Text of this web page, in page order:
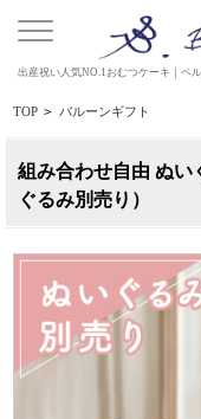
出産祝い人気NO.1おむつケーキ｜ベ
TOP > バルーンギフト
組み合わせ自由 ぬい
ぐるみ別売り）